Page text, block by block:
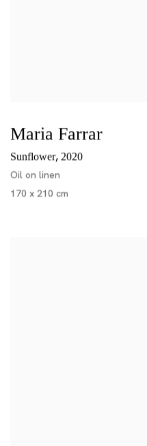
Maria Farrar
Sunflower, 2020
Oil on linen
170 x 210 cm